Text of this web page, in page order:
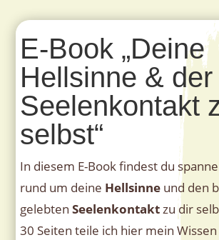
E-Book „Deine
Hellsinne & der
Seelenkontakt
selbst“
In diesem E-Book findest du
rund um deine Hellsinne und den
gelebtenSeelenkontaktzu dir
30 Seiten teile ich hier mein